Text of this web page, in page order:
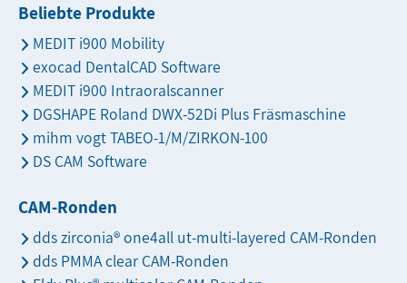
Beliebte Produkte
MEDIT i900 Mobility
exocad DentalCAD Software
MEDIT i900 Intraoralscanner
DGSHAPE Roland DWX-52Di Plus Fräsmaschine
mihm vogt TABEO-1/M/ZIRKON-100
DS CAM Software
CAM-Ronden
dds zirconia® one4all ut-multi-layered CAM-Ronden
dds PMMA clear CAM-Ronden